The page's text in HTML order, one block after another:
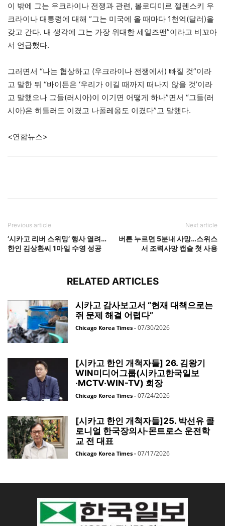
이 밖에 그는 우크라이나 전쟁과 관련, 볼로디미르 젤렌스키 우
크라이나 대통령에 대해 “그는 미국에 올 때마다 1천억(달러)을
갖고 간다. 내 생각에 그는 가장 위대한 세일즈맨”이라고 비꼬아
서 언급했다.
그러면서 “나는 협상하고 (우크라이나 전쟁에서) 빠질 것”이라
고 말한 뒤 “바이든은 ‘우리가 이길 때까지 떠나지 않을 것’이라
고 말했으나 그들(러시아)이 이기면 어떻게 하나”면서 “그들(러
시아)은 히틀러도 이겼고 나폴레옹도 이겼다”고 말했다.
<연합뉴스>
Previous article
’시카고 리버 스위밍’ 행사 열려…
한인 김상환씨 1마일 수영 성공
Next article
버튼 누르면 5분내 사망…스위스
서 조력사망 캡슐 첫 사용
RELATED ARTICLES
시카고 감사보고서 “현재 대책으로는
쥐 문제 해결 어렵다”
Chicago Korea Times - 07/30/2026
[시카고 한인 개척자들] 26. 김왕기
WIN미디어그룹(시카고한국일보
·MCTV·WIN-TV) 회장
Chicago Korea Times - 07/24/2026
[시카고 한인 개척자들]25. 박선유 콜
로니얼 한국장의사·몬트로스 운전학
교 전 대표
Chicago Korea Times - 07/17/2026